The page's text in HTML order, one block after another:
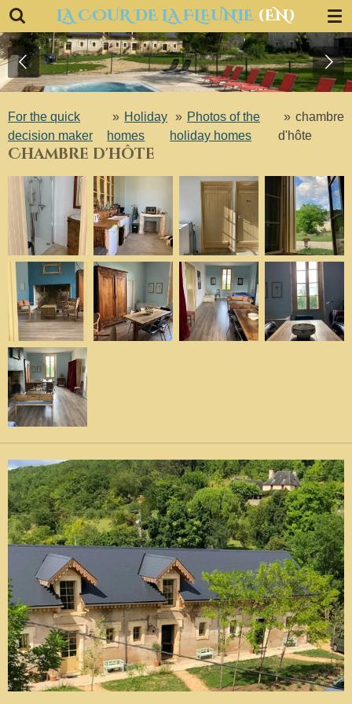
Ga
direct
naar
de
hoofdinhoud
LA COUR DE LA FLEUNIE (EN)
For the quick
decision maker
» Holiday
homes
» Photos of the
holiday homes
» chambre
d'hôte
Chambre d'hôte